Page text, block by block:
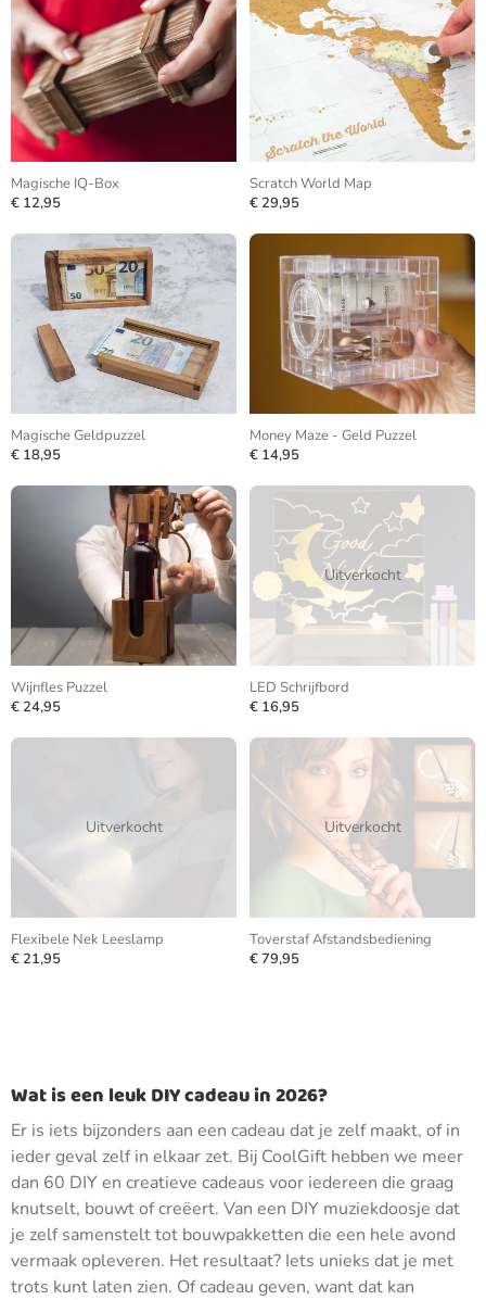
Magische IQ-Box
€ 12,95
Scratch World Map
€ 29,95
Magische Geldpuzzel
€ 18,95
Money Maze - Geld Puzzel
€ 14,95
Wijnfles Puzzel
€ 24,95
Uitverkocht
LED Schrijfbord
€ 16,95
Uitverkocht
Flexibele Nek Leeslamp
€ 21,95
Uitverkocht
Toverstaf Afstandsbediening
€ 79,95
Wat is een leuk DIY cadeau in 2026?
Er is iets bijzonders aan een cadeau dat je zelf maakt, of in
ieder geval zelf in elkaar zet. Bij CoolGift hebben we meer
dan 60 DIY en creatieve cadeaus voor iedereen die graag
knutselt, bouwt of creëert. Van een DIY muziekdoosje dat
je zelf samenstelt tot bouwpakketten die een hele avond
vermaak opleveren. Het resultaat? Iets unieks dat je met
trots kunt laten zien. Of cadeau geven, want dat kan